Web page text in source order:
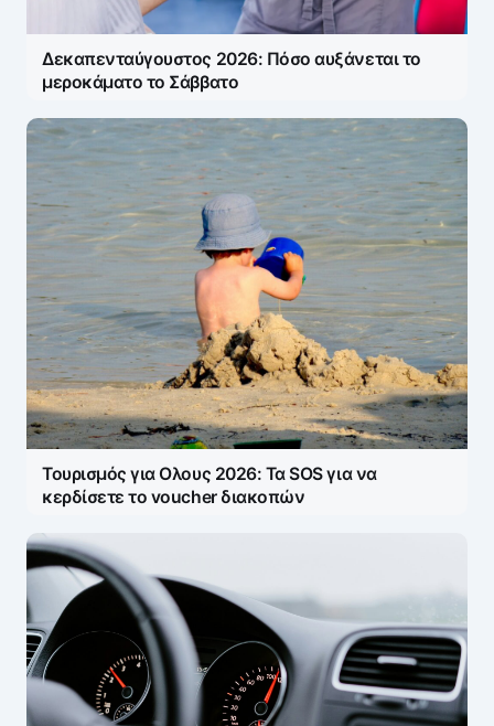
Δεκαπενταύγουστος 2026: Πόσο αυξάνεται το
μεροκάματο το Σάββατο
Τουρισμός για Ολους 2026: Τα SOS για να
κερδίσετε το voucher διακοπών